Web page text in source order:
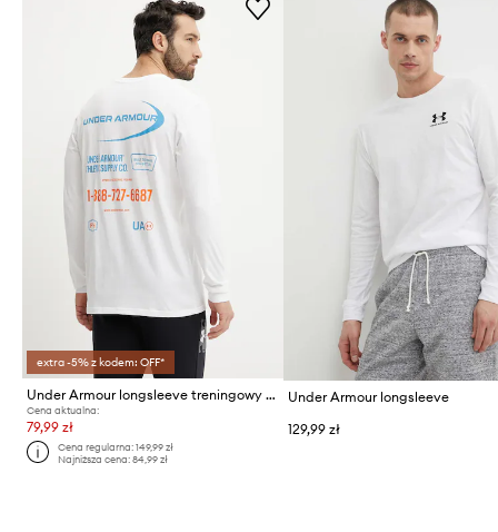
extra -5% z kodem: OFF*
Under Armour longsleeve treningowy Workwear Logo
Cena aktualna:
79,99 zł
Cena regularna:149,99 zł
Najniższa cena:84,99 zł
Under Armour longsleeve
129,99 zł